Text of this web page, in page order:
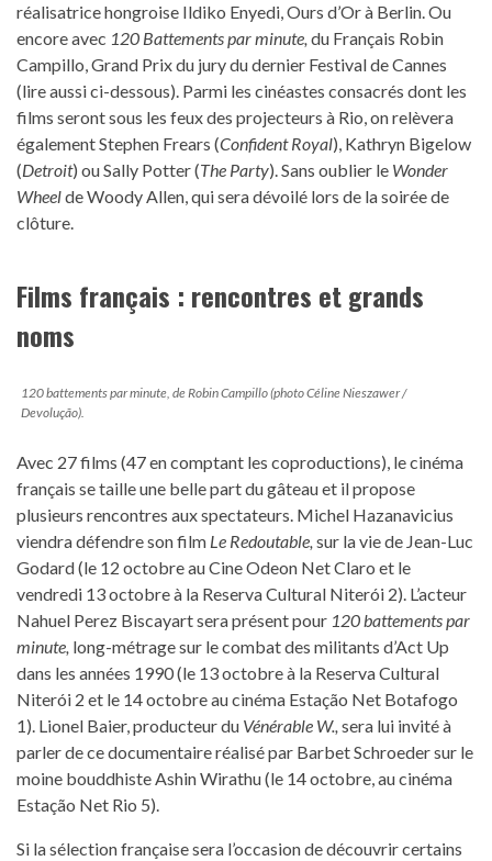
réalisatrice hongroise Ildiko Enyedi, Ours d’Or à Berlin. Ou
encore avec 120 Battements par minute, du Français Robin
Campillo, Grand Prix du jury du dernier Festival de Cannes
(lire aussi ci-dessous). Parmi les cinéastes consacrés dont les
films seront sous les feux des projecteurs à Rio, on relèvera
également Stephen Frears (Confident Royal), Kathryn Bigelow
(Detroit) ou Sally Potter (The Party). Sans oublier le Wonder
Wheelde Woody Allen, qui sera dévoilé lors de la soirée de
clôture.
Films français : rencontres et grands
noms
120 battements par minute , de Robin Campillo (photo Céline Nieszawer /
Devolução).
Avec 27 films (47 en comptant les coproductions), le cinéma
français se taille une belle part du gâteau et il propose
plusieurs rencontres aux spectateurs. Michel Hazanavicius
viendra défendre son film Le Redoutable, sur la vie de Jean-Luc
Godard (le 12 octobre au Cine Odeon Net Claro et le
vendredi 13 octobre à la Reserva Cultural Niterói 2). L’acteur
Nahuel Perez Biscayart sera présent pour 120 battements par
minute, long-métrage sur le combat des militants d’Act Up
dans les années 1990 (le 13 octobre à la Reserva Cultural
Niterói 2 et le 14 octobre au cinéma Estação Net Botafogo
1). Lionel Baier, producteur du Vénérable W., sera lui invité à
parler de ce documentaire réalisé par Barbet Schroeder sur le
moine bouddhiste Ashin Wirathu (le 14 octobre, au cinéma
Estação Net Rio 5).
Si la sélection française sera l’occasion de découvrir certains